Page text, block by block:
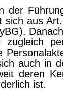
der
sich aus
zu­gleich
auch in
deren
ist.